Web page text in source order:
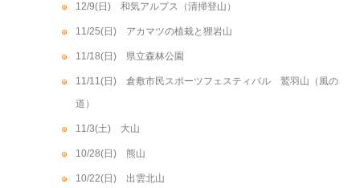
12/9(日) 和気アルプス（清掃登山）
11/25(日) アカマツの植栽と狸岩山
11/18(日) 県立森林公園
11/11(日) 倉敷市民スポーツフェスティバル 鷲羽山（風の
道）
11/3(土) 大山
10/28(日) 熊山
10/22(日) 出雲北山